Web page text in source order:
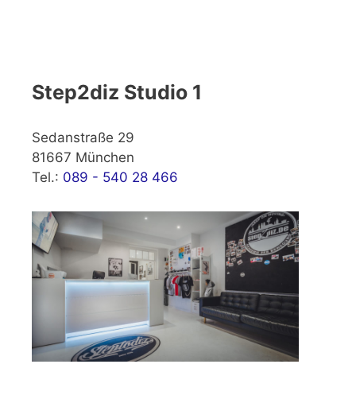
Step2diz Studio 1
Sedanstraße 29
81667 München
Tel.: 089 - 540 28 466